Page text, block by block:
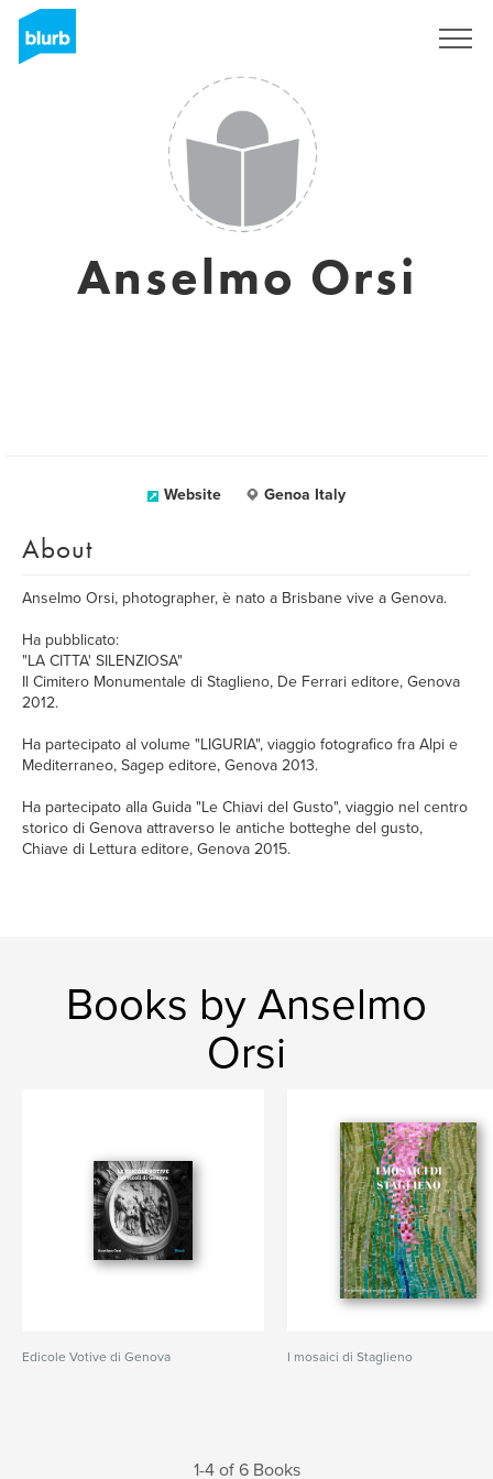
Anselmo Orsi
Website Genoa Italy
About
Anselmo Orsi, photographer, è nato a Brisbane vive a Genova.
Ha pubblicato:
"LA CITTA' SILENZIOSA"
Il Cimitero Monumentale di Staglieno, De Ferrari editore, Genova
2012.
Ha partecipato al volume "LIGURIA", viaggio fotografico fra Alpi e
Mediterraneo, Sagep editore, Genova 2013.
Ha partecipato alla Guida "Le Chiavi del Gusto", viaggio nel centro
storico di Genova attraverso le antiche botteghe del gusto,
Chiave di Lettura editore, Genova 2015.
Books by Anselmo
Orsi
Edicole Votive di Genova I mosaici di Staglieno
1-4 of 6 Books